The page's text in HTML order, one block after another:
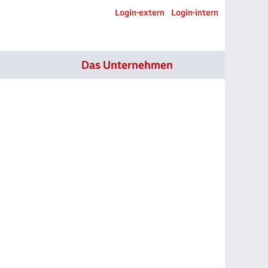
Login-extern Login-intern
Das Unternehmen